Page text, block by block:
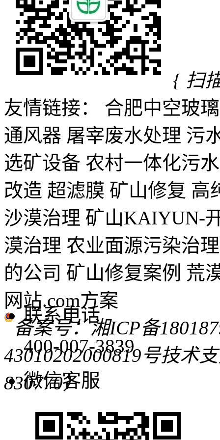
{ 扫
友情链接：
合肥中空玻
通风器 屠宰废水处理 污
选矿设备 农村一体化污
改造 超滤膜 矿山修复 高
沙漠治理 矿山KAIYUN-
漠治理 农业面源污染治
的公司 矿山修复案例 荒
网站.com方案
备案号：湘ICP备
43010202000819号技术
830770）
联系电话
400-007-3839
微信客服